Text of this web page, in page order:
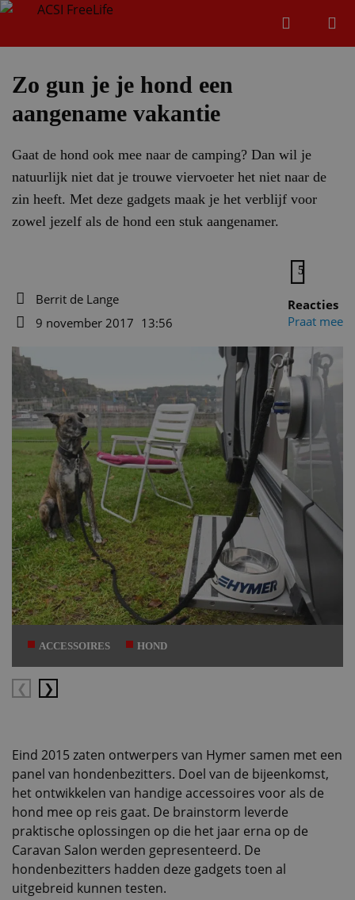
Zo gun je je hond een
aangename vakantie
Gaat de hond ook mee naar de camping? Dan wil je
natuurlijk niet dat je trouwe viervoeter het niet naar de
zin heeft. Met deze gadgets maak je het verblijf voor
zowel jezelf als de hond een stuk aangenamer.
Auteur
Berrit de Lange
9 november 2017 13:56
5
Reacties
Praat mee
ACCESSOIRES HOND
Eind 2015 zaten ontwerpers van Hymer samen met een
panel van hondenbezitters. Doel van de bijeenkomst,
het ontwikkelen van handige accessoires voor als de
hond mee op reis gaat. De brainstorm leverde
praktische oplossingen op die het jaar erna op de
Caravan Salon werden gepresenteerd. De
hondenbezitters hadden deze gadgets toen al
uitgebreid kunnen testen.